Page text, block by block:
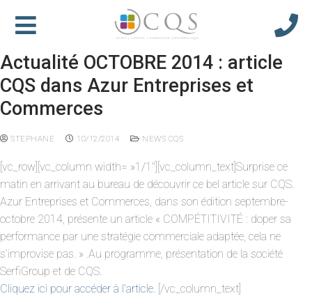
Actualité OCTOBRE 2014 : article
CQS dans Azur Entreprises et
Commerces
STEPHANE 10/12/2014 NEWS CQS
[vc_row][vc_column width= »1/1″][vc_column_text]Surprise ce
matin en arrivant au bureau de découvrir ce bel article sur CQS.
Azur Entreprises et Commerces, dans son édition septembre-
octobre 2014, présente un article « COMPÉTITIVITÉ : doper sa
performance par une stratégie commerciale adaptée, cela ne
s’improvise pas. » .Au programme, présentation de la société
SerfiGroup et de CQS.
Cliquez ici pour accéder à l’article. [/vc_column_text]